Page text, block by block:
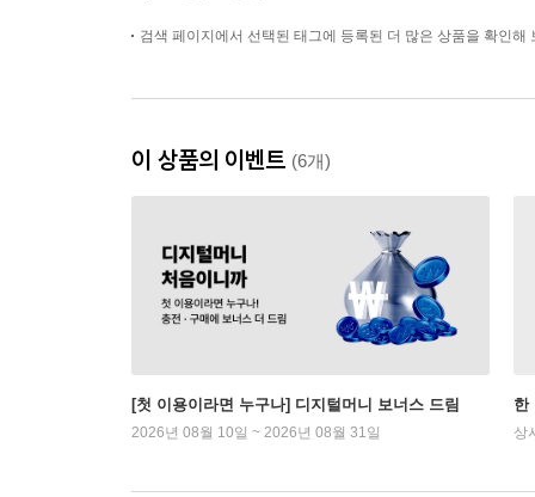
검색 페이지에서 선택된 태그에 등록된 더 많은 상품을 확인해
이 상품의 이벤트 (6개)
[첫 이용이라면 누구나] 디지털머니 보너스 드림
2026년 08월 10일 ~ 2026년 08월 31일
한
상